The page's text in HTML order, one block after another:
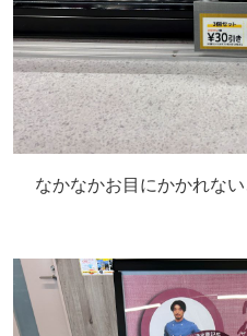
なかなかお目にかかれな